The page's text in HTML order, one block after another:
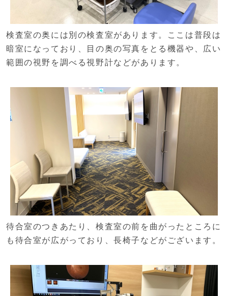
検査室の奥には別の検査室があります。ここは普段は
暗室になっており、目の奥の写真をとる機器や、広い
範囲の視野を調べる視野計などがあります。
待合室のつきあたり、検査室の前を曲がったところに
も待合室が広がっており、長椅子などがございます。